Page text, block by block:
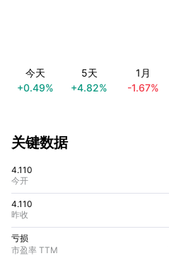
今天
+0.49%
5天
+4.82%
1月
-1.67%
关键数据
4.110
今开
亏损
市盈率 TTM
4.110
昨收